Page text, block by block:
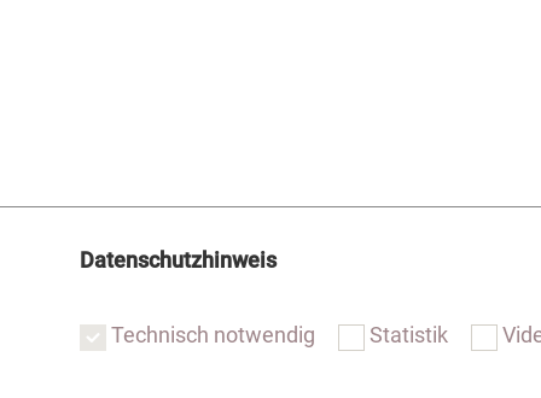
Datenschutzhinweis
Technisch notwendig Statistik